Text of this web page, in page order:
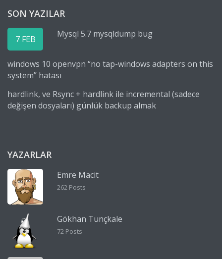
SON YAZILAR
7 FEB Mysql 5.7 mysqldump bug
windows 10 openvpn “no tap-windows adapters on this
system” hatası
hardlink, ve Rsync + hardlink ile incremental (sadece
değişen dosyaları) günlük backup almak
YAZARLAR
Emre Macit
262 Posts
Gökhan Tunçkale
72 Posts